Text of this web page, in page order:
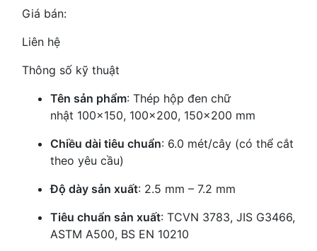
Giá bán:
Liên hệ
Thông số kỹ thuật
Tên sản phẩm: Thép hộp đen chữ
nhật 100x150, 100x200, 150x200 mm
Chiều dài tiêu chuẩn: 6.0 mét/cây (có thể cắt
theo yêu cầu)
Độ dày sản xuất: 2.5 mm – 7.2 mm
Tiêu chuẩn sản xuất: TCVN 3783, JIS G3466,
ASTM A500, BS EN 10210